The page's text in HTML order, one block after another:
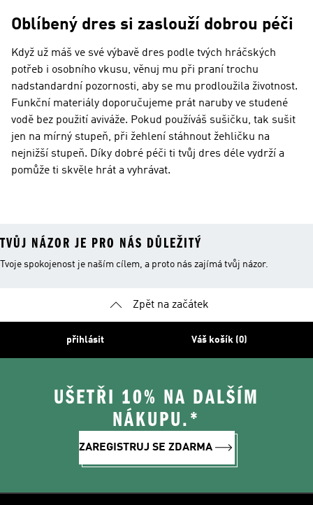
Oblíbený dres si zaslouží dobrou péči
Když už máš ve své výbavě dres podle tvých hráčských
potřeb i osobního vkusu, věnuj mu při praní trochu
nadstandardní pozornosti, aby se mu prodloužila životnost.
Funkční materiály doporučujeme prát naruby ve studené
vodě bez použití aviváže. Pokud používáš sušičku, tak sušit
jen na mírný stupeň, při žehlení stáhnout žehličku na
nejnižší stupeň. Díky dobré péči ti tvůj dres déle vydrží a
pomůže ti skvěle hrát a vyhrávat.
TVŮJ NÁZOR JE PRO NÁS DŮLEŽITÝ
Tvoje spokojenost je naším cílem, a proto nás zajímá tvůj názor.
Zpět na začátek
přihlásit Váš košík (0)
UŠETŘI 10% NA DALŠÍM
NÁKUPU.*
ZAREGISTRUJ SE ZDARMA